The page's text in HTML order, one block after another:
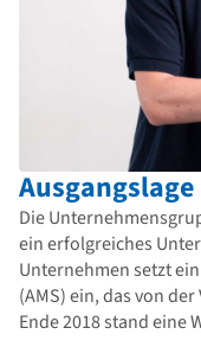
Die
ein erfolgreiches
Unternehmen setzt
(AMS) ein, das von
Ende 2018 stand eine